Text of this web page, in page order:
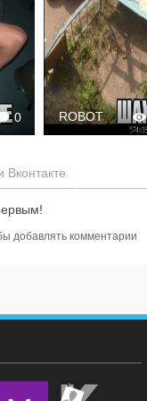
0 ROBOT
Вконтакте
добавлять комментарии